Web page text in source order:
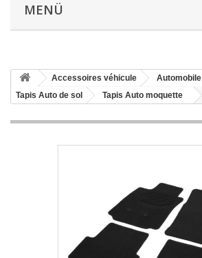
MENÜ
Accessoires véhicule
Automobile
Tapis Auto de sol
Tapis Auto moquette